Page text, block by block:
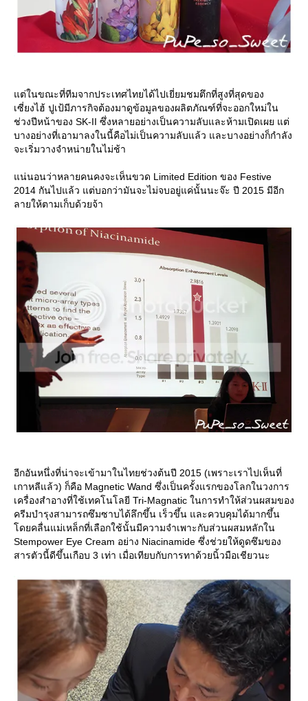
ต่ในขณะที่ทีมจากประเทศไทยได้ไปเยี่ยมชมตึกที่สูงที่สุดของ
เซี่ยงไฮ้ ปูเป้มีภารกิจต้องมาดูข้อมูลของผลิตภัณฑ์ที่จะออกใหม่ใน
ช่วงปีหน้าของ SK-II ซึ่งหลายอย่างเป็นความลับและห้ามเปิดเผย แต่
บางอย่างที่เอามาลงในนี้คือไม่เป็นความลับแล้ว และบางอย่างก็กำลัง
จะเริ่มวางจำหน่ายในไม่ช้า
น่นอนว่าหลายคนคงจะเห็นขวด Limited Edition ของ Festive
2014 กันไปแล้ว แต่บอกว่ามันจะไม่จบอยู่แค่นั้นนะจ๊ะ ปี 2015 มีอีก
ลายให้ตามเก็บด้วยจ้า
อีกอันหนึ่งที่น่าจะเข้ามาในไทยช่วงต้นปี 2015 (เพราะเราไปเห็นที่
เกาหลีแล้ว) ก็คือ Magnetic Wand ซึ่งเป็นครั้งแรกของโลกในวงการ
เครื่องสำอางที่ใช้เทคโนโลยี Tri-Magnatic ในการทำให้ส่วนผสมของ
ครีมบำรุงสามารถซึมซาบได้ลึกขึ้น เร็วขึ้น และควบคุมได้มากขึ้น
ดยคลื่นแม่เหล็กที่เลือกใช้นั้นมีความจำเพาะกับส่วนผสมหลักใน
Stempower Eye Cream อย่าง Niacinamide ซึ่งช่วยให้ดูดซึมของ
สารตัวนี้ดีขึ้นเกือบ 3 เท่า เมื่อเทียบกับการทาด้วยนิ้วมือเชียวนะ